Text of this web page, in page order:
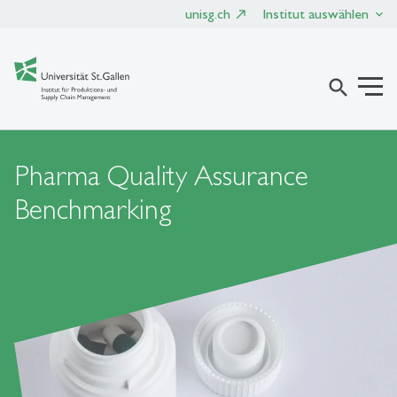
unisg.ch Institut auswählen
search
Pharma Quality Assurance
Benchmarking